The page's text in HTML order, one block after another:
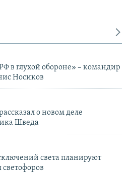
в глухой обороне» – командир
Носиков
о новом деле
Шведа
света планируют